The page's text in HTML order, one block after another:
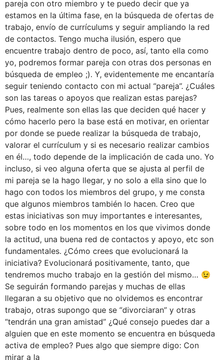
pareja con otro miembro y te puedo decir que ya
estamos en la última fase, en la búsqueda de ofertas de
trabajo, envío de currículums y seguir ampliando la red
de contactos. Tengo mucha ilusión, espero que
encuentre trabajo dentro de poco, así, tanto ella como
yo, podremos formar pareja con otras dos personas en
búsqueda de empleo ;). Y, evidentemente me encantaría
seguir teniendo contacto con mi actual “pareja”. ¿Cuáles
son las tareas o apoyos que realizan estas parejas?
Pues, realmente son ellas las que deciden qué hacer y
cómo hacerlo pero la base está en motivar, en orientar
por donde se puede realizar la búsqueda de trabajo,
valorar el currículum y si es necesario realizar cambios
en él…, todo depende de la implicación de cada uno. Yo
incluso, si veo alguna oferta que se ajusta al perfil de
mi pareja se la hago llegar, y no solo a ella sino que lo
hago con todos los miembros del grupo, y me consta
que algunos miembros también lo hacen. Creo que
estas iniciativas son muy importantes e interesantes,
sobre todo en los momentos en los que vivimos donde
la actitud, una buena red de contactos y apoyo, etc son
fundamentales. ¿Cómo crees que evolucionará la
iniciativa? Evolucionará positivamente, tanto, que
tendremos mucho trabajo en la gestión del mismo… 😉
Se seguirán formando parejas y muchas de ellas
llegaran a su objetivo que no olvidemos es encontrar
trabajo, otras supongo que se “divorciaran” y otras
“tendrán una gran amistad” ¿Qué consejo puedes dar a
alguien que en este momento se encuentra en búsqueda
activa de empleo? Pues algo que siempre digo: Con
mirar a la